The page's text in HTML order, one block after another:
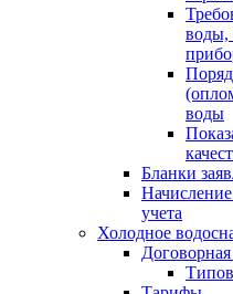
воды,
воды
Бланки
учета
Холодное
Договорная